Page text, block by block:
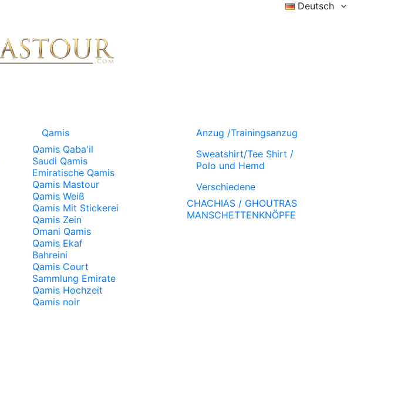
Deutsch
Qamis
Qamis Qaba'il
Saudi Qamis
Emiratische Qamis
Qamis Mastour
Qamis Weiß
Qamis Mit Stickerei
Qamis Zein
Omani Qamis
Qamis Ekaf
Bahreini
Qamis Court
Sammlung Emirate
Qamis Hochzeit
Qamis noir
Anzug /Trainingsanzug
Sweatshirt/Tee Shirt /
Polo und Hemd
Verschiedene
CHACHIAS / GHOUTRAS
MANSCHETTENKNÖPFE